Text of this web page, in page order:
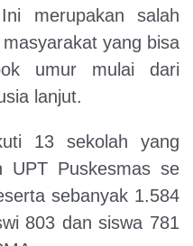
merupakan salah
yang bisa
umur mulai dari
lanjut.
13 sekolah yang
UPT Puskesmas se
sebanyak 1.584
803 dan siswa 781